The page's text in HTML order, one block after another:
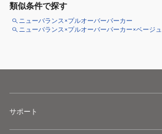
類似条件で探す
ニューバランス×プルオーバーパーカー
ニューバランス×プルオーバーパーカー×ベージュ
サポート